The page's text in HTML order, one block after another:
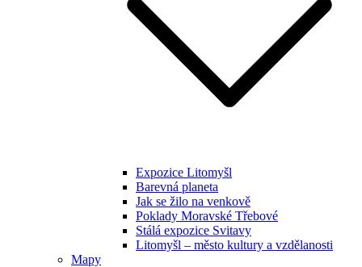
Expozice Litomyšl
Barevná planeta
Jak se žilo na venkově
Poklady Moravské Třebové
Stálá expozice Svitavy
Litomyšl – město kultury a vzdělanosti
Mapy